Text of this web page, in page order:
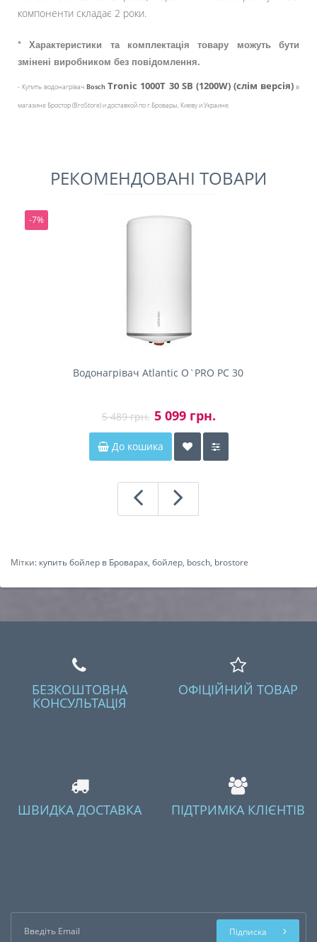
компоненти складає 2 роки.
* Характеристики та комплектація товару можуть бути
змінені виробником без повідомлення.
- Купить водонагрівачBoschTronic 1000T 30 SB (1200W) (слім версія)в
магазине Бростор (BroStore) и доставкой по г.Бровары, Киеву и Украине.
РЕКОМЕНДОВАНІ ТОВАРИ
-7%
Водонагрівач Atlantic O`PRO PC 30
5 489 грн. 5 099 грн.
До кошика
Мітки: купить бойлер в Броварах, бойлер, bosch, brostore
БЕЗКОШТОВНА
КОНСУЛЬТАЦІЯ
ОФІЦІЙНИЙ ТОВАР
ШВИДКА ДОСТАВКА ПІДТРИМКА КЛІЄНТІВ
Підписка